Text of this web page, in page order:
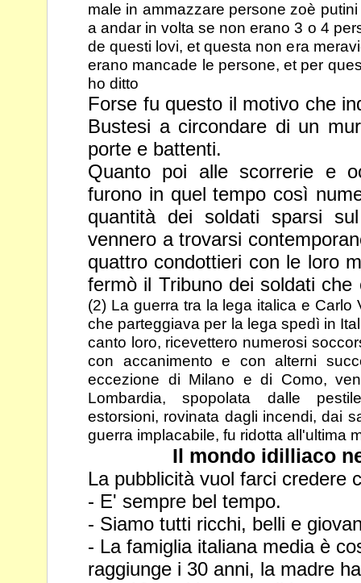
male in ammazzare persone zoè
a andar in volta se non erano 3 o 4
de questi lovi, et questa non era
erano mancade le persone, et per
ho ditto
Forse fu questo il motivo che
Bustesi a circondare di un
porte e battenti.
Quanto poi alle scorrerie e
furono in quel tempo così
quantità dei soldati sparsi
vennero a trovarsi
quattro condottieri con le loro
fermò il Tribuno dei soldati che
(2) La guerra tra la lega italica e Carlo
che parteggiava per la lega spedì in
canto loro, ricevettero numerosi
con accanimento e con alterni
eccezione di Milano e di Como,
Lombardia, spopolata dalle
estorsioni, rovinata dagli incendi, dai
guerra implacabile, fu ridotta all'ultima
Il mondo idilliaco
La pubblicità vuol farci credere
- E' sempre bel tempo.
- Siamo tutti ricchi, belli e
- La famiglia italiana media è
raggiunge i 30 anni, la madre